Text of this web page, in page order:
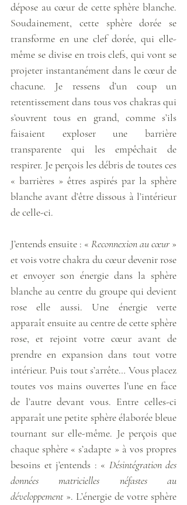
dépose au cœur de cette sphère blanche.
Soudainement, cette sphère dorée se
transforme en une clef dorée, qui elle-
même se divise en trois clefs, qui vont se
projeter instantanément dans le cœur de
chacune. Je ressens d’un coup un
retentissement dans tous vos chakras qui
s’ouvrent tous en grand, comme s’ils
faisaient exploser une barrière
transparente qui les empêchait de
respirer. Je perçois les débris de toutes ces
« barrières » êtres aspirés par la sphère
blanche avant d’être dissous à l’intérieur
de celle-ci.
J’entends ensuite : « Reconnexion au cœur »
et vois votre chakra du cœur devenir rose
et envoyer son énergie dans la sphère
blanche au centre du groupe qui devient
rose elle aussi. Une énergie verte
apparaît ensuite au centre de cette sphère
rose, et rejoint votre cœur avant de
prendre en expansion dans tout votre
intérieur. Puis tout s’arrête… Vous placez
toutes vos mains ouvertes l’une en face
de l’autre devant vous. Entre celles-ci
apparaît une petite sphère élaborée bleue
tournant sur elle-même. Je perçois que
chaque sphère « s’adapte » à vos propres
besoins et j’entends : « Désintégration des
données matricielles néfastes au
développement ». L’énergie de votre sphère